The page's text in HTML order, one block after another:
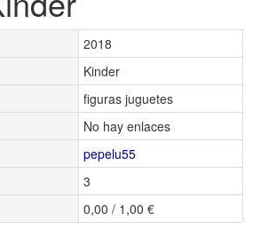
2018
Kinder
figuras juguetes
No hay enlaces
pepelu55
3
0,00 / 1,00 €